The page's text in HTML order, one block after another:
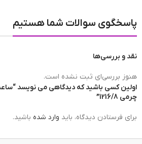
پاسخگوی سوالات شما هستیم
نقد و بررسی‌ها
هنوز بررسی‌ای ثبت نشده است.
اولین کسی باشید که دیدگاهی می نویسد
چرمی 1216/8”
برای فرستادن دیدگاه، باید وارد شده باشید.